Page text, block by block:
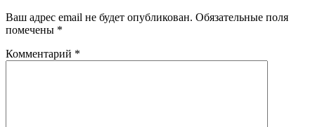
Ваш адрес email не будет опубликован. Обязательные поля
помечены *
Комментарий *